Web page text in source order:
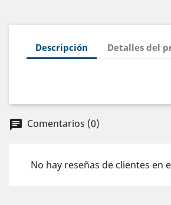
Descripción Detalles del
chat Comentarios (0)
No hay reseñas de clientes en